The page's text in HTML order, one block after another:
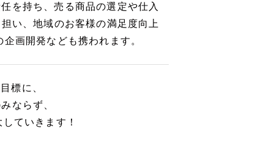
を持ち、売る商品の選定や仕入
い、地域のお客様の満足度向上
画開発なども携われます。
標に、
ならず、
ていきます！